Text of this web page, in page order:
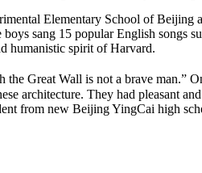
Elementary School of
sang 15 popular English songs
humanistic spirit of Harvard.
the Great Wall is not a brave man.”
architecture. They had pleasant
from new Beijing YingCai high